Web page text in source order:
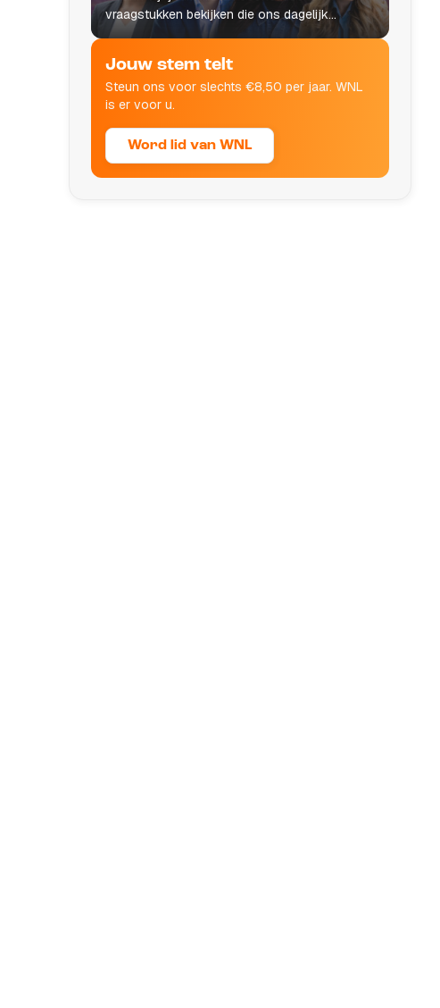
vraagstukken bekijken die ons dagelijks
leven raken.
Jouw stem telt
Steun ons voor slechts €8,50 per jaar. WNL
is er voor u.
Word lid van WNL